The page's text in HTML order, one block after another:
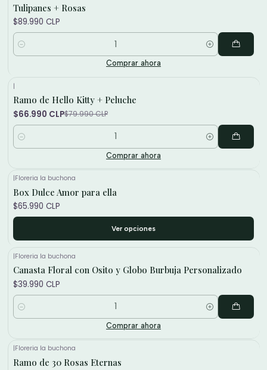
Tulipanes + Rosas
$89.990 CLP
Cantidad
Comprar ahora
-16%
|
Ramo de Hello Kitty + Peluche
$66.990 CLP$79.990 CLP
Cantidad
Comprar ahora
|Floreria la buchona
Box Dulce Amor para ella
$65.990 CLP
Ver opciones
|Floreria la buchona
Canasta Floral con Osito y Globo Burbuja Personalizado
$39.990 CLP
Cantidad
Comprar ahora
|Floreria la buchona
Ramo de 30 Rosas Eternas